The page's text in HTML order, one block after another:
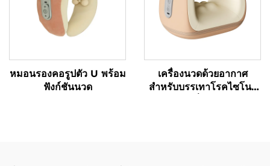
หมอนรองคอรูปตัว U พร้อม
ฟังก์ชันนวด
เครื่องนวดด้วยอากาศ
สำหรับบรรเทาโรคไซโนวิ